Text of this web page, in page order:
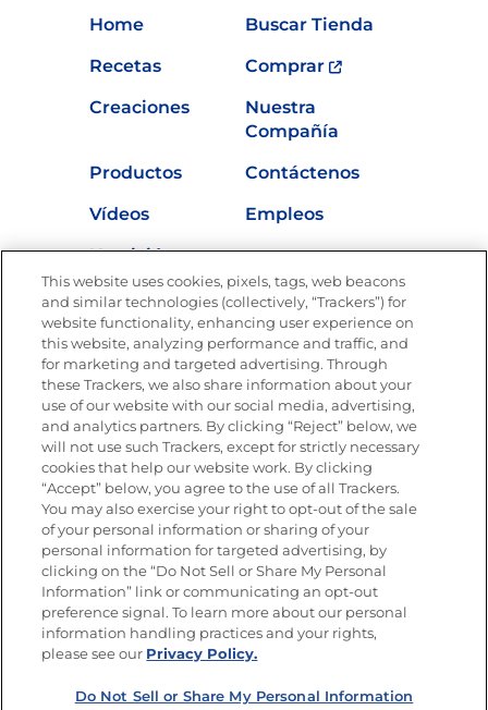
Home
Buscar Tienda
Recetas
Comprar
Creaciones
Nuestra
Compañía
Productos
Contáctenos
Vídeos
Empleos
Nutrición
Únete a La Cocina Goya®
Recibe Nuevas Recetas, Ofertas Especiales y
Promociones
SÍGUENOS EN LAS REDES SOCIALES
Mapa del sitioPolítica de privacidad
Limitar el uso de mis datos personales sensibles
No vender ni compartir mis datos personales
Copyright © 2026 Goya Foods, Inc. Todos los derechos reservados.
This website uses cookies, pixels, tags, web beacons
and similar technologies (collectively, “Trackers”) for
website functionality, enhancing user experience on
this website, analyzing performance and traffic, and
for marketing and targeted advertising. Through
these Trackers, we also share information about your
use of our website with our social media, advertising,
and analytics partners. By clicking “Reject” below, we
will not use such Trackers, except for strictly necessary
cookies that help our website work. By clicking
“Accept” below, you agree to the use of all Trackers.
You may also exercise your right to opt-out of the sale
of your personal information or sharing of your
personal information for targeted advertising, by
clicking on the “Do Not Sell or Share My Personal
Information” link or communicating an opt-out
preference signal. To learn more about our personal
information handling practices and your rights,
please see our Privacy Policy.
Do Not Sell or Share My Personal Information